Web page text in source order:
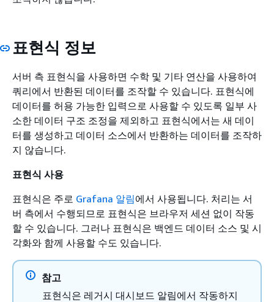
표현식 정보
서버 측 표현식을 사용하면 수학 및 기타 연산을 사용하여
쿼리에서 반환된 데이터를 조작할 수 있습니다. 표현식에
데이터를 허용 가능한 입력으로 사용할 수 있도록 일부 사
소한 데이터 구조 조정을 제외하고 표현식에서는 새 데이
터를 생성하고 데이터 소스에서 반환하는 데이터를 조작하
지 않습니다.
표현식 사용
표현식은 주로 Grafana 알림에서 사용됩니다. 처리는 서
버 측에서 수행되므로 표현식은 브라우저 세션 없이 작동
할 수 있습니다. 그러나 표현식은 백엔드 데이터 소스 및 시
각화와 함께 사용할 수도 있습니다.
참고
표현식은 레거시 대시보드 알림에서 작동하지